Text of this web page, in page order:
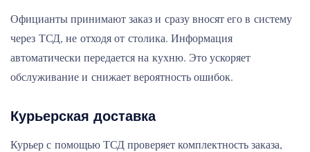
Официанты принимают заказ и сразу вносят его в систему
через ТСД, не отходя от столика. Информация
автоматически передается на кухню. Это ускоряет
обслуживание и снижает вероятность ошибок.
Курьерская доставка
Курьер с помощью ТСД проверяет комплектность заказа,